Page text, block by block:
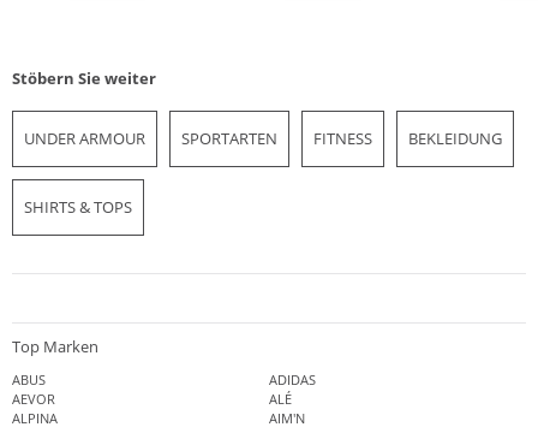
Stöbern Sie weiter
UNDER ARMOUR SPORTARTEN FITNESS BEKLEIDUNG
SHIRTS & TOPS
Top Marken
ABUS
ADIDAS
AEVOR
ALÉ
ALPINA
AIM'N